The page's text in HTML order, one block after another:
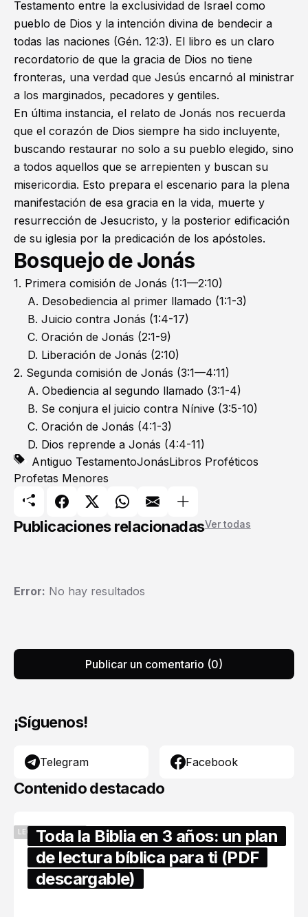
Testamento entre la exclusividad de Israel como
pueblo de Dios y la intención divina de bendecir a
todas las naciones (Gén. 12:3). El libro es un claro
recordatorio de que la gracia de Dios no tiene
fronteras, una verdad que Jesús encarnó al ministrar
a los marginados, pecadores y gentiles.
En última instancia, el relato de Jonás nos recuerda
que el corazón de Dios siempre ha sido incluyente,
buscando restaurar no solo a su pueblo elegido, sino
a todos aquellos que se arrepienten y buscan su
misericordia. Esto prepara el escenario para la plena
manifestación de esa gracia en la vida, muerte y
resurrección de Jesucristo, y la posterior edificación
de su iglesia por la predicación de los apóstoles.
Bosquejo de Jonás
1. Primera comisión de Jonás (1:1—2:10)
A. Desobediencia al primer llamado (1:1-3)
B. Juicio contra Jonás (1:4-17)
C. Oración de Jonás (2:1-9)
D. Liberación de Jonás (2:10)
2. Segunda comisión de Jonás (3:1—4:11)
A. Obediencia al segundo llamado (3:1-4)
B. Se conjura el juicio contra Nínive (3:5-10)
C. Oración de Jonás (4:1-3)
D. Dios reprende a Jonás (4:4-11)
Antiguo TestamentoJonásLibros Proféticos
Profetas Menores
Publicaciones relacionadasVer todas
Error: No hay resultados
Publicar un comentario (0)
¡Síguenos!
Telegram Facebook
Contenido destacado
LECTURA BÍBLICA
Toda la Biblia en 3 años: un plan
de lectura bíblica para ti (PDF
descargable)